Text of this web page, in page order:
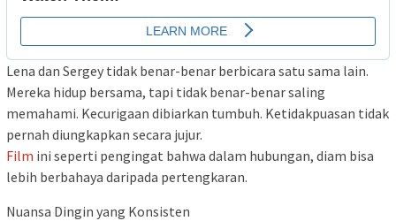
Lena dan Sergey tidak benar-benar berbicara satu sama lain.
Mereka hidup bersama, tapi tidak benar-benar saling
memahami. Kecurigaan dibiarkan tumbuh. Ketidakpuasan tidak
pernah diungkapkan secara jujur.
Film ini seperti pengingat bahwa dalam hubungan, diam bisa
lebih berbahaya daripada pertengkaran.
Nuansa Dingin yang Konsisten